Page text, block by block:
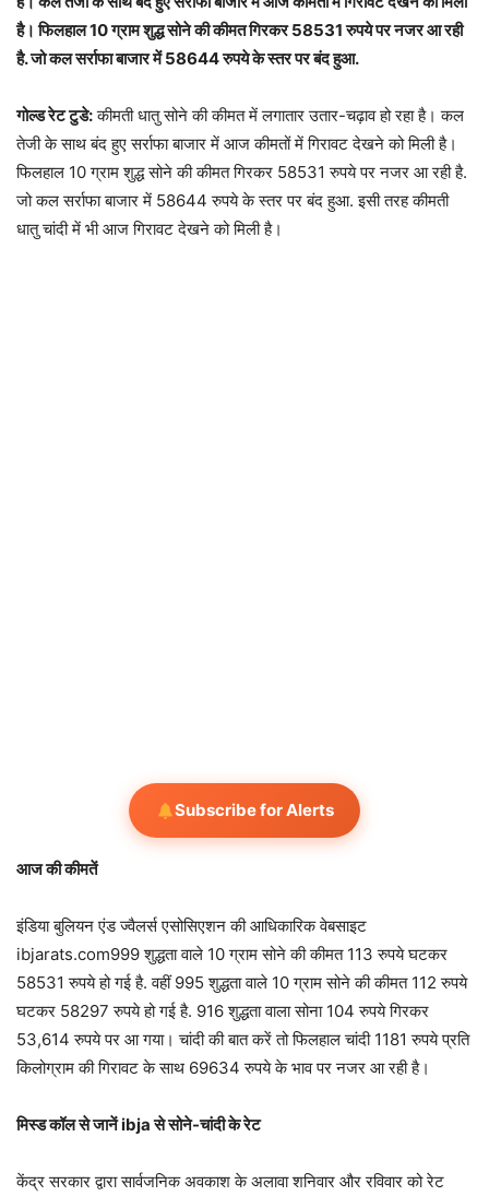
है। फिलहाल 10 ग्राम शुद्ध सोने की कीमत गिरकर 58531 रुपये पर नजर आ रही
है. जो कल सर्राफा बाजार में 58644 रुपये के स्तर पर बंद हुआ.
गोल्ड रेट टुडे:कीमती धातु सोने की कीमत में लगातार उतार-चढ़ाव हो रहा है। कल
तेजी के साथ बंद हुए सर्राफा बाजार में आज कीमतों में गिरावट देखने को मिली है।
फिलहाल 10 ग्राम शुद्ध सोने की कीमत गिरकर 58531 रुपये पर नजर आ रही है.
जो कल सर्राफा बाजार में 58644 रुपये के स्तर पर बंद हुआ. इसी तरह कीमती
धातु चांदी में भी आज गिरावट देखने को मिली है।
Subscribe for Alerts
आज की कीमतें
इंडिया बुलियन एंड ज्वैलर्स एसोसिएशन की आधिकारिक वेबसाइट
ibjarats.com999 शुद्धता वाले 10 ग्राम सोने की कीमत 113 रुपये घटकर
58531 रुपये हो गई है. वहीं 995 शुद्धता वाले 10 ग्राम सोने की कीमत 112 रुपये
घटकर 58297 रुपये हो गई है. 916 शुद्धता वाला सोना 104 रुपये गिरकर
53,614 रुपये पर आ गया। चांदी की बात करें तो फिलहाल चांदी 1181 रुपये प्रति
किलोग्राम की गिरावट के साथ 69634 रुपये के भाव पर नजर आ रही है।
मिस्ड कॉल से जानें ibja से सोने-चांदी के रेट
केंद्र सरकार द्वारा सार्वजनिक अवकाश के अलावा शनिवार और रविवार को रेट